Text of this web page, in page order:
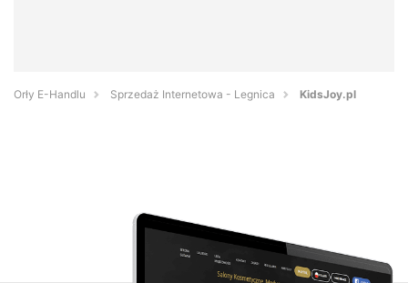
Orły E-Handlu Sprzedaż Internetowa - Legnica KidsJoy.pl